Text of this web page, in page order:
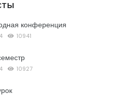
конференция
10941
10927